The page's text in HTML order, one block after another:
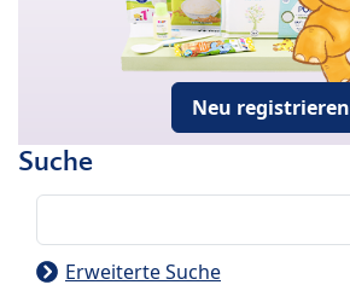
Neu registrieren
Suche
Erweiterte Suche